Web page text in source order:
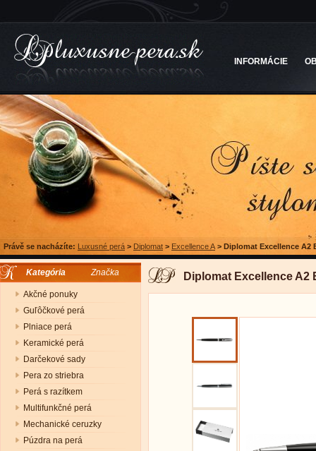
INFORMÁCIE
Právě se nacházíte: Luxusné perá > Diplomat > Excellence A > Diplomat Excellence A2
Kategória Značka
Akčné ponuky
Guľôčkové perá
Plniace perá
Keramické perá
Darčekové sady
Pera zo striebra
Perá s razítkem
Multifunkčné perá
Mechanické ceruzky
Púzdra na perá
Diplomat Excellence